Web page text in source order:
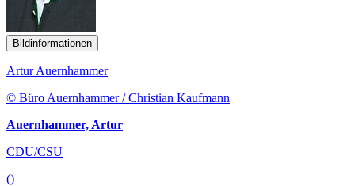
Bildinformationen
Artur Auernhammer
© Büro Auernhammer / Christian Kaufmann
Auernhammer, Artur
CDU/CSU
()